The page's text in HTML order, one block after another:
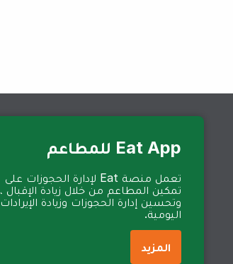
Eat App للمطاعم
تعمل منصة Eat لإدارة الحجوزات على
تمكين المطاعم من خلال زيادة الإقبال ،
وتحسين إدارة الحجوزات وزيادة الإيرادات
اليومية.
المزيد